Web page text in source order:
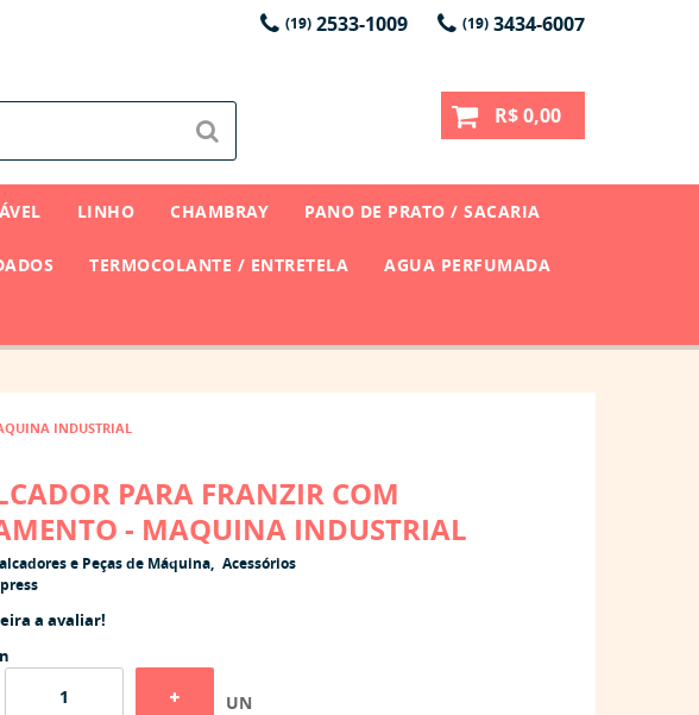
(19)2533-1009 (19)3434-6007
R$ 0,00
LINHO CHAMBRAY PANO DE PRATO / SACARIA
TERMOCOLANTE / ENTRETELA AGUA PERFUMADA
INDUSTRIAL
PARA FRANZIR COM
- MAQUINA INDUSTRIAL
e Peças de Máquina
Acessórios
a avaliar!
UN